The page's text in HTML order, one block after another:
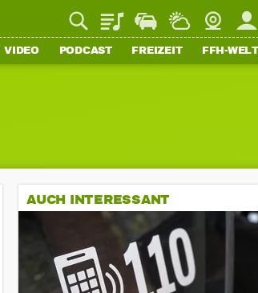
PlaylistStaupilotWetterWebcam
VIDEO PODCAST FREIZEIT FFH-WELT
AUCH INTERESSANT